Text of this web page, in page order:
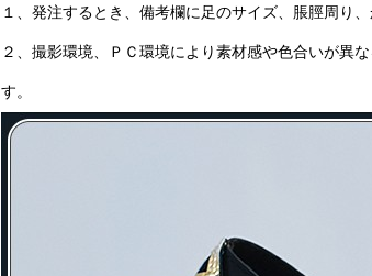
１、発注するとき、備考欄に足のサイズ、脹脛周り
２、撮影環境、ＰＣ環境により素材感や色合いが異
す。